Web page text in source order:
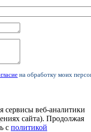
на обработку моих
сервисы веб-аналитики
сайта). Продолжая
с политикой